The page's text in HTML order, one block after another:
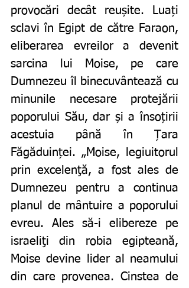
provocări decât reușite. Luați
sclavi în Egipt de către Faraon,
eliberarea evreilor a devenit
sarcina lui Moise, pe care
Dumnezeu îl binecuvântează cu
minunile necesare protejării
poporului Său, dar și a însoțirii
acestuia până în Țara
Făgăduinței. „Moise, legiuitorul
prin excelenţă, a fost ales de
Dumnezeu pentru a continua
planul de mântuire a poporului
evreu. Ales să-i elibereze pe
israeliţi din robia egipteană,
Moise devine lider al neamului
din care provenea. Cinstea de